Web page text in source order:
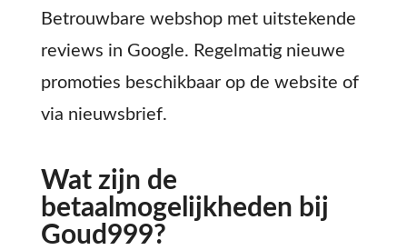
Betrouwbare webshop met uitstekende
reviews in Google. Regelmatig nieuwe
promoties beschikbaar op de website of
via nieuwsbrief.
Wat zijn de
betaalmogelijkheden bij
Goud999?